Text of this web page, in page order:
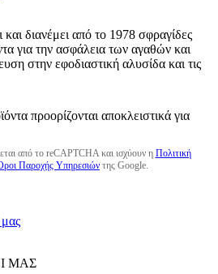
και διανέμει από το 1978 σφραγίδες
για την ασφάλεια των αγαθών και
στην εφοδιαστική αλυσίδα και τις
προορίζονται αποκλειστικά για
από το reCAPTCHA και ισχύουν η Πολιτική
Παροχής Υπηρεσιών της Google.
ΜΑΣ